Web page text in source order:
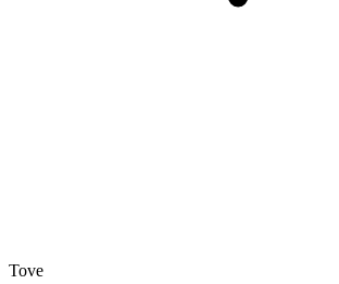
Tove